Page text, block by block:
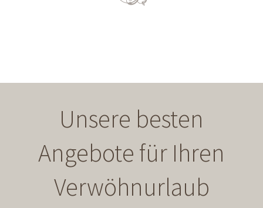
Unsere besten
Angebote für Ihren
Verwöhnurlaub